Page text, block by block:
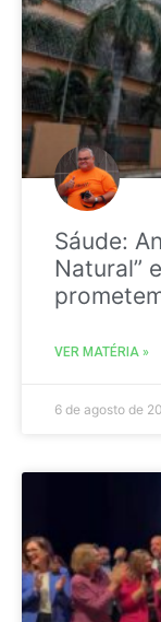
Sáude:
Natural”
VER MATÉRIA »
6 de agosto de